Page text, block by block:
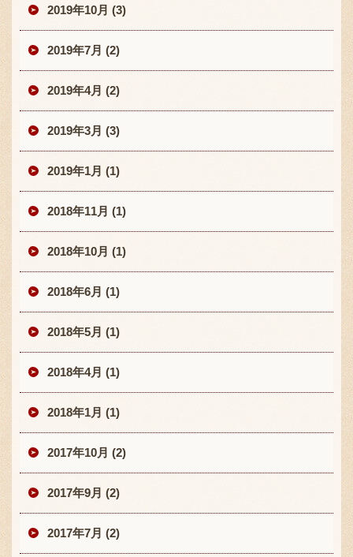
2019年10月 (3)
2019年7月 (2)
2019年4月 (2)
2019年3月 (3)
2019年1月 (1)
2018年11月 (1)
2018年10月 (1)
2018年6月 (1)
2018年5月 (1)
2018年4月 (1)
2018年1月 (1)
2017年10月 (2)
2017年9月 (2)
2017年7月 (2)